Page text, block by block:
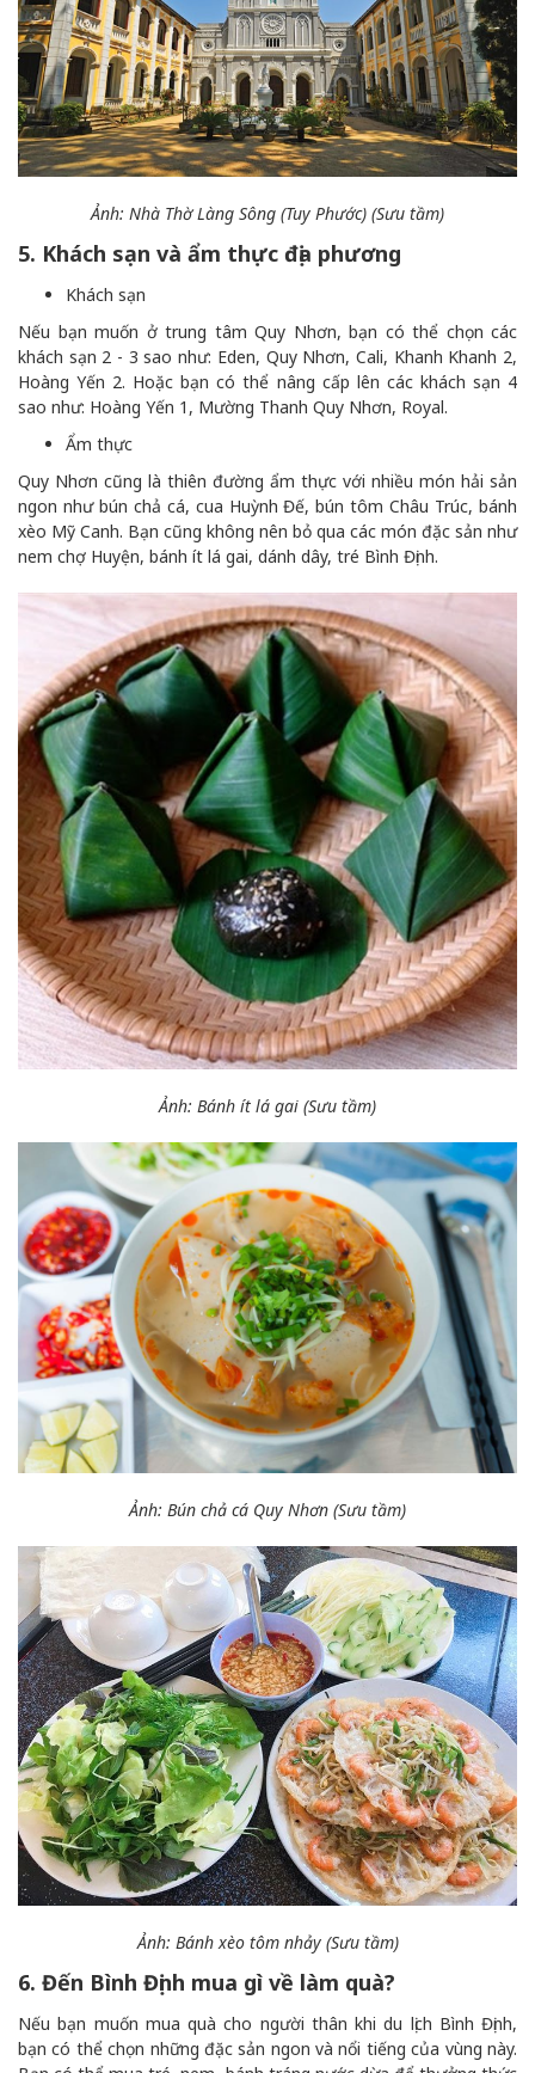
Ảnh: Nhà Thờ Làng Sông (Tuy Phước) (Sưu tầm)
5. Khách sạn và ẩm thực địa phương
Khách sạn
Nếu bạn muốn ở trung tâm Quy Nhơn, bạn có thể chọn các
khách sạn 2 - 3 sao như: Eden, Quy Nhơn, Cali, Khanh Khanh 2,
Hoàng Yến 2. Hoặc bạn có thể nâng cấp lên các khách sạn 4
sao như: Hoàng Yến 1, Mường Thanh Quy Nhơn, Royal.
Ẩm thực
Quy Nhơn cũng là thiên đường ẩm thực với nhiều món hải sản
ngon như bún chả cá, cua Huỳnh Đế, bún tôm Châu Trúc, bánh
xèo Mỹ Canh. Bạn cũng không nên bỏ qua các món đặc sản như
nem chợ Huyện, bánh ít lá gai, dánh dây, tré Bình Định.
Ảnh: Bánh ít lá gai (Sưu tầm)
Ảnh: Bún chả cá Quy Nhơn (Sưu tầm)
Ảnh: Bánh xèo tôm nhảy (Sưu tầm)
6. Đến Bình Định mua gì về làm quà?
Nếu bạn muốn mua quà cho người thân khi du lịch Bình Định,
bạn có thể chọn những đặc sản ngon và nổi tiếng của vùng này.